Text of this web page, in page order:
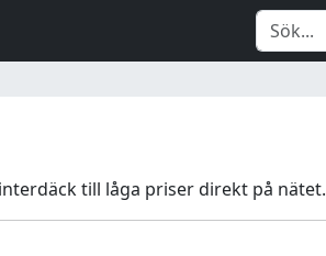
till låga priser direkt på nätet.